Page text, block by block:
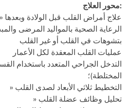
محور العلاج:
» علاج أمراض القلب قبل الولادة وبعدها
بتشوهات في القلب أو غير القلب
عمليات القلب المعقدة لكل الأعمار
المختلطة)؛
» التخطيط ثلاثي الأبعاد لصدى القلب
» تحليل وظائف عضلة القلب